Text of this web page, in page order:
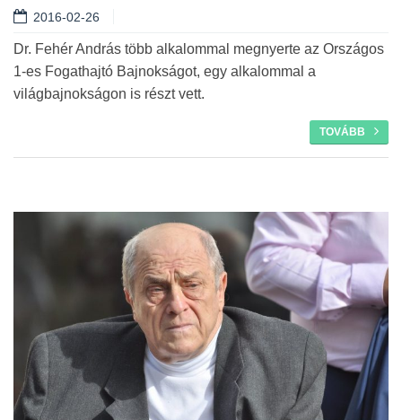
2016-02-26
Dr. Fehér András több alkalommal megnyerte az Országos
1-es Fogathajtó Bajnokságot, egy alkalommal a
világbajnokságon is részt vett.
TOVÁBB